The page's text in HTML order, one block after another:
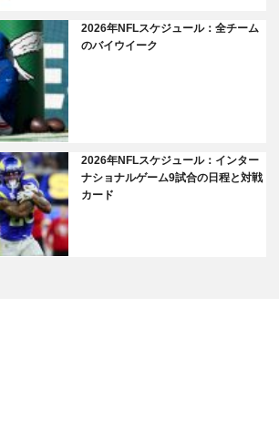
2026年NFLスケジュール：全チーム
のバイウイーク
2026年NFLスケジュール：インター
ナショナルゲーム9試合の日程と対戦
カード